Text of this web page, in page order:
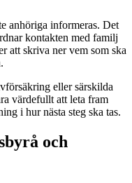
anhöriga informeras. Det
kontakten med familj
att skriva ner vem som ska
eller särskilda
värdefullt att leta fram
i hur nästa steg ska tas.
och